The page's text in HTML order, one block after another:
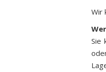
Wir
Sie